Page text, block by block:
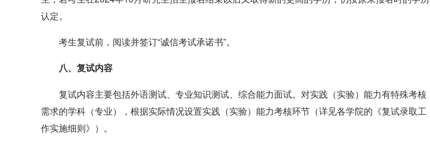
认定。
考生复试前，阅读并签订“诚信考试承诺书”。
八、复试内容
复试内容主要包括外语测试、专业知识测试、综合能力面试。对实践（实验）能力有特殊考核
需求的学科（专业），根据实际情况设置实践（实验）能力考核环节（详见各学院的《复试录取工
作实施细则》）。